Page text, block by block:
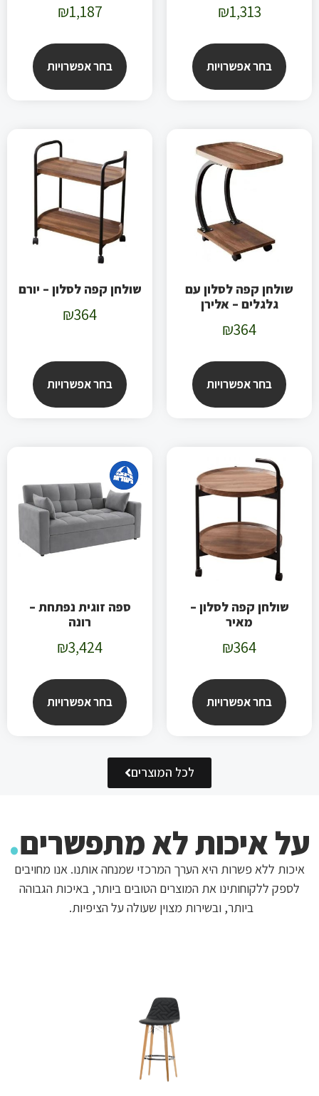
₪1,313
בחר אפשרויות
₪1,187
בחר אפשרויות
שולחן קפה לסלון עם
גלגלים – אלירן
₪364
בחר אפשרויות
שולחן קפה לסלון – יורם
₪364
בחר אפשרויות
שולחן קפה לסלון –
מאיר
₪364
בחר אפשרויות
ספה זוגית נפתחת –
רונה
₪3,424
בחר אפשרויות
לכל המוצרים
על איכות לא מתפשרים.
איכות ללא פשרות היא הערך המרכזי שמנחה אותנו. אנו מחויבים
לספק ללקוחותינו את המוצרים הטובים ביותר, באיכות הגבוהה
ביותר, ובשירות מצוין שעולה על הציפיות.